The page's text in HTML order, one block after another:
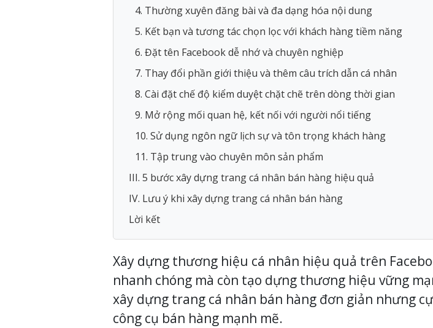
4. Thường xuyên đăng bài và đa dạng hóa nội dung
5. Kết bạn và tương tác chọn lọc với khách hàng tiềm năng
6. Đặt tên Facebook dễ nhớ và chuyên nghiệp
7. Thay đổi phần giới thiệu và thêm câu trích dẫn cá nhân
8. Cài đặt chế độ kiểm duyệt chặt chẽ trên dòng thời gian
9. Mở rộng mối quan hệ, kết nối với người nổi tiếng
10. Sử dụng ngôn ngữ lịch sự và tôn trọng khách hàng
11. Tập trung vào chuyên môn sản phẩm
III. 5 bước xây dựng trang cá nhân bán hàng hiệu quả
IV. Lưu ý khi xây dựng trang cá nhân bán hàng
Lời kết
Xây dựng thương hiệu cá nhân hiệu quả trên
nhanh chóng mà còn tạo dựng thương hiệu vững
xây dựng trang cá nhân bán hàng đơn giản nhưng
công cụ bán hàng mạnh mẽ.